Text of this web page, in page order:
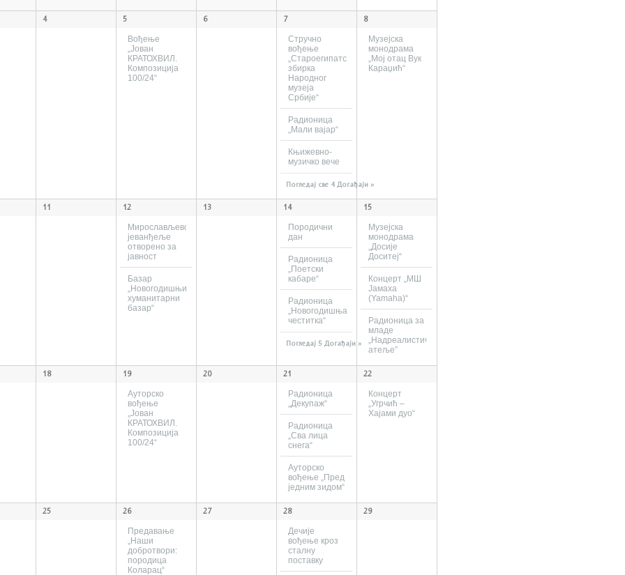
4 5
Вођење
„Јован
КРАТОХВИЛ.
Композиција
100/24“
6 7
Стручно
вођење
„Староегипатска
збирка
Народног
музеја
Србије“
Радионица
„Мали вајар“
Књижевно-
музичко вече
Погледај све 4 Догађаји »
8
Музејска
монодрама
„Мој отац Вук
Караџић“
11 12
Мирослављево
јеванђеље
отворено за
јавност
Базар
„Новогодишњи
хуманитарни
базар“
13 14
Породични
дан
Радионица
„Поетски
кабаре“
Радионица
„Новогодишња
честитка“
Погледај 5 Догађаји »
15
Музејска
монодрама
„Досије
Доситеј“
Концерт „МШ
Јамаха
(Yamaha)“
Радионица за
младе
„Надреалистички
атеље”
18 19
Ауторско
вођење
„Јован
КРАТОХВИЛ.
Композиција
100/24“
20 21
Радионица
„Декупаж“
Радионица
„Сва лица
снега“
Ауторско
вођење „Пред
једним зидом“
22
Концерт
„Угрчић –
Хајами дуо“
25 26
Предавање
„Наши
добротвори:
породица
Коларац“
27 28
Дечије
вођење кроз
сталну
поставку
29